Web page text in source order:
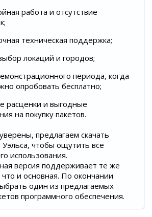
работа и отсутствие
техническая поддержка;
локаций и городов;
периода, когда
опробовать бесплатно;
расценки и выгодные
на покупку пакетов.
предлагаем скачать
Уэльса, чтобы ощутить все
использования.
версия поддерживает те же
что и основная. По окончании
один из предлагаемых
программного обеспечения.